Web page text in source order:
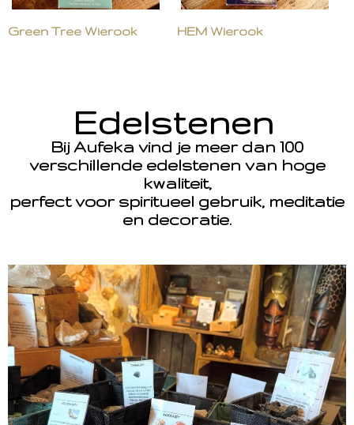
Green Tree Wierook HEM Wierook
Edelstenen
Bij Aufeka vind je meer dan 100
verschillende edelstenen van hoge
kwaliteit,
perfect voor spiritueel gebruik, meditatie
en decoratie.